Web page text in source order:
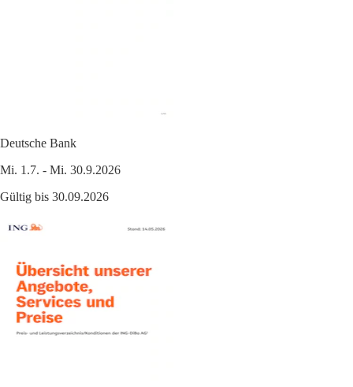
Deutsche Bank
Mi. 1.7. - Mi. 30.9.2026
Gültig bis 30.09.2026